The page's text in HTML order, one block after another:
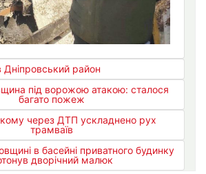
Дніпровський район
під ворожою атакою: сталося
багато пожеж
через ДТП ускладнено рух
трамваїв
в басейні приватного будинку
дворічний малюк